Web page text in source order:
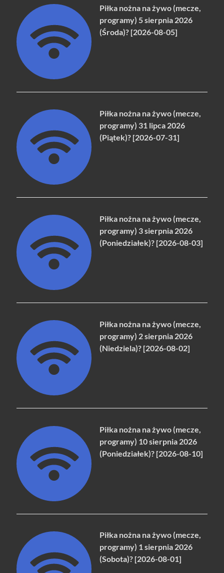
Piłka nożna na żywo (mecze,
programy) 5 sierpnia 2026
(Środa)? [2026-08-05]
Piłka nożna na żywo (mecze,
programy) 31 lipca 2026
(Piątek)? [2026-07-31]
Piłka nożna na żywo (mecze,
programy) 3 sierpnia 2026
(Poniedziałek)? [2026-08-03]
Piłka nożna na żywo (mecze,
programy) 2 sierpnia 2026
(Niedziela)? [2026-08-02]
Piłka nożna na żywo (mecze,
programy) 10 sierpnia 2026
(Poniedziałek)? [2026-08-10]
Piłka nożna na żywo (mecze,
programy) 1 sierpnia 2026
(Sobota)? [2026-08-01]